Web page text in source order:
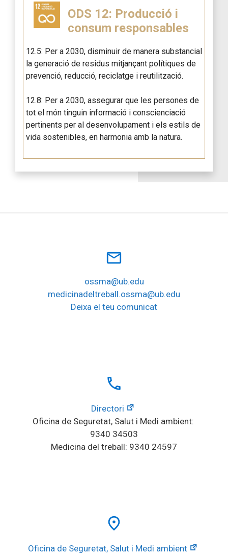
ODS 12: Producció i
consum responsables
12.5: Per a 2030, disminuir de manera substancial
la generació de residus mitjançant polítiques de
prevenció, reducció, reciclatge i reutilització.
12.8: Per a 2030, assegurar que les persones de
tot el món tinguin informació i conscienciació
pertinents per al desenvolupament i els estils de
vida sostenibles, en harmonia amb la natura.
mail_outline
ossma@ub.edu
medicinadeltreball.ossma@ub.edu
Deixa el teu comunicat
local_phone
Directori
Oficina de Seguretat, Salut i Medi ambient:
9340 34503
Medicina del treball: 9340 24597
place
Oficina de Seguretat, Salut i Medi ambient